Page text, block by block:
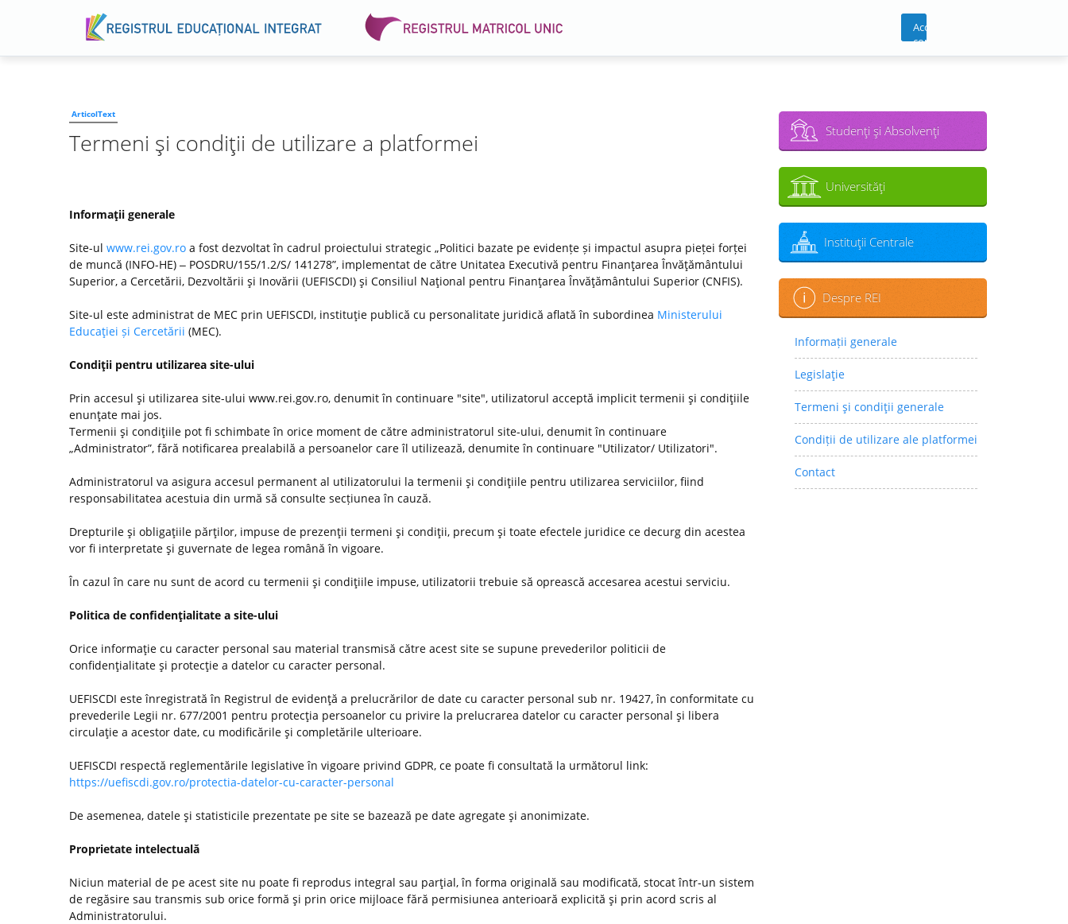
Acces
cont
ArticolText
Termeni şi condiţii de utilizare a platformei
Informaţii generale
Site-ul www.rei.gov.ro a fost dezvoltat în cadrul proiectului strategic „Politici bazate pe evidențe și impactul asupra pieței forței
de muncă (INFO-HE) ‒ POSDRU/155/1.2/S/ 141278”, implementat de către Unitatea Executivă pentru Finanţarea Învăţământului
Superior, a Cercetării, Dezvoltării şi Inovării (UEFISCDI) şi Consiliul Naţional pentru Finanţarea Învăţământului Superior (CNFIS).
Site-ul este administrat de MEC prin UEFISCDI, instituţie publică cu personalitate juridică aflată în subordinea Ministerului
Educaţiei și Cercetării (MEC).
Condiţii pentru utilizarea site-ului
Prin accesul şi utilizarea site-ului www.rei.gov.ro, denumit în continuare "site", utilizatorul acceptă implicit termenii şi condiţiile
enunţate mai jos.
Termenii şi condiţiile pot fi schimbate în orice moment de către administratorul site-ului, denumit în continuare
„Administrator”, fără notificarea prealabilă a persoanelor care îl utilizează, denumite în continuare "Utilizator/ Utilizatori".
Administratorul va asigura accesul permanent al utilizatorului la termenii şi condiţiile pentru utilizarea serviciilor, fiind
responsabilitatea acestuia din urmă să consulte secțiunea în cauză.
Drepturile şi obligaţiile părţilor, impuse de prezenţii termeni şi condiţii, precum şi toate efectele juridice ce decurg din acestea
vor fi interpretate şi guvernate de legea română în vigoare.
În cazul în care nu sunt de acord cu termenii şi condiţiile impuse, utilizatorii trebuie să oprească accesarea acestui serviciu.
Politica de confidenţialitate a site-ului
Orice informaţie cu caracter personal sau material transmisă către acest site se supune prevederilor politicii de
confidenţialitate şi protecţie a datelor cu caracter personal.
UEFISCDI este înregistrată în Registrul de evidenţă a prelucrărilor de date cu caracter personal sub nr. 19427, în conformitate cu
prevederile Legii nr. 677/2001 pentru protecţia persoanelor cu privire la prelucrarea datelor cu caracter personal şi libera
circulaţie a acestor date, cu modificările şi completările ulterioare.
UEFISCDI respectă reglementările legislative în vigoare privind GDPR, ce poate fi consultată la următorul link:
https://uefiscdi.gov.ro/protectia-datelor-cu-caracter-personal
De asemenea, datele şi statisticile prezentate pe site se bazează pe date agregate şi anonimizate.
Proprietate intelectuală
Niciun material de pe acest site nu poate fi reprodus integral sau parţial, în forma originală sau modificată, stocat într-un sistem
de regăsire sau transmis sub orice formă şi prin orice mijloace fără permisiunea anterioară explicită şi prin acord scris al
Administratorului.
Studenţi şi Absolvenţi
Universităţi
Instituţii Centrale
Despre REI
Informații generale
Legislaţie
Termeni şi condiţii generale
Condiții de utilizare ale platformei
Contact